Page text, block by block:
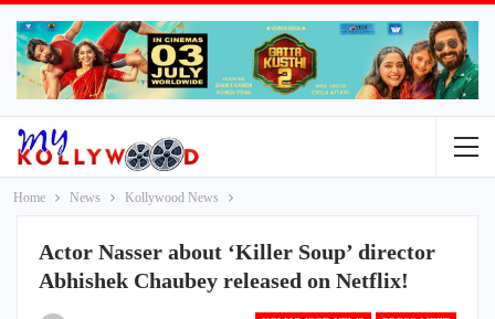
Home News Kollywood News
Actor Nasser about ‘Killer Soup’ director
Abhishek Chaubey released on Netflix!